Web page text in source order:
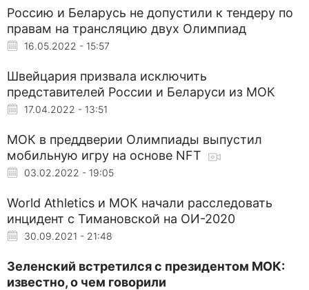
Россию и Беларусь не допустили к тендеру по
правам на трансляцию двух Олимпиад
16.05.2022 - 15:57
Швейцария призвала исключить
представителей России и Беларуси из МОК
17.04.2022 - 13:51
МОК в преддверии Олимпиады выпустил
мобильную игру на основе NFT
03.02.2022 - 19:05
World Athletics и МОК начали расследовать
инцидент с Тимановской на ОИ-2020
30.09.2021 - 21:48
Зеленский встретился с президентом МОК:
известно, о чем говорили